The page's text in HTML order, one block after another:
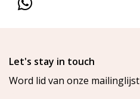
Let's stay in touch
Word lid van onze mailinglijst